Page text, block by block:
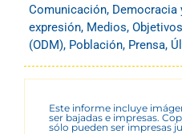
Comunicación, Democracia
expresión, Medios,
(ODM), Población, Prensa,
Este informe incluye
ser bajadas e impresas.
sólo pueden ser impresas